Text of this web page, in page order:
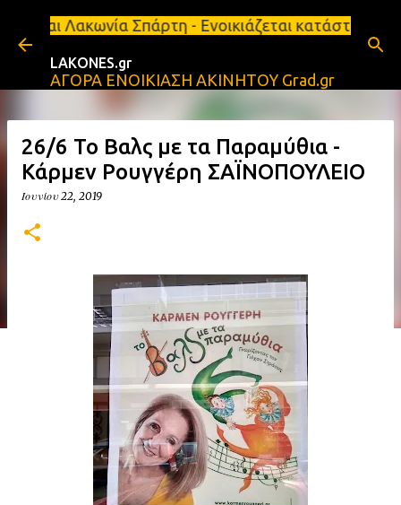
Μετάβαση στο κύριο περιεχόμενο
Σπάρτη - Ενοικιάζεται κατάστημα 134 τ.μ,
LAKONES.gr
ΑΓΟΡΑ ΕΝΟΙΚΙΑΣΗ ΑΚΙΝΗΤΟΥ Grad.gr
26/6 Το Βαλς με τα Παραμύθια -
Κάρμεν Ρουγγέρη ΣΑΪΝΟΠΟΥΛΕΙΟ
Ιουνίου 22, 2019